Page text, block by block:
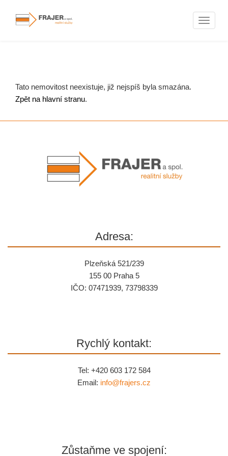
Tato nemovitost neexistuje, již nejspíš byla smazána.
Zpět na hlavní stranu.
Adresa:
Plzeňská 521/239
155 00 Praha 5
IČO: 07471939, 73798339
Rychlý kontakt:
Tel: +420 603 172 584
Email: info@frajers.cz
Zůstaňme ve spojení: